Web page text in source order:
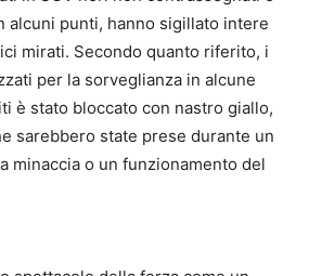
alcuni punti, hanno sigillato intere
mirati. Secondo quanto riferito, i
per la sorveglianza in alcune
è stato bloccato con nastro giallo,
sarebbero state prese durante un
minaccia o un funzionamento del